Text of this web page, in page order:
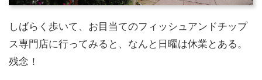
しばらく歩いて、お目当てのフィッシュアンドチップ
ス専門店に行ってみると、なんと日曜は休業とある。
残念！